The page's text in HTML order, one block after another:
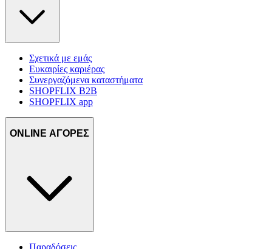
Σχετικά με εμάς
Ευκαιρίες καριέρας
Συνεργαζόμενα καταστήματα
SHOPFLIX B2B
SHOPFLIX app
ONLINE ΑΓΟΡΕΣ
Παραδόσεις